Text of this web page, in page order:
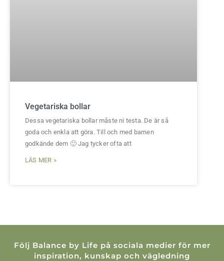
Vegetariska bollar
Dessa vegetariska bollar måste ni testa. De är så
goda och enkla att göra. Till och med barnen
godkände dem 🙂 Jag tycker ofta att
LÄS MER »
Följ Balance by Life på sociala medier för mer
inspiration, kunskap och vägledning